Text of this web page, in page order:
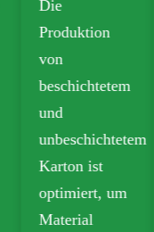
Die
Produktion
von
beschichtetem
und
unbeschichtetem
Karton ist
optimiert, um
Material